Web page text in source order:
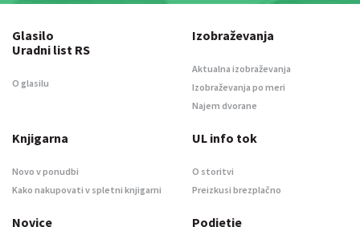
Glasilo
Uradni list RS
O glasilu
Izobraževanja
Aktualna izobraževanja
Izobraževanja po meri
Najem dvorane
Knjigarna
Novo v ponudbi
Kako nakupovati v spletni knjigarni
UL info tok
O storitvi
Preizkusi brezplačno
Novice Podjetje